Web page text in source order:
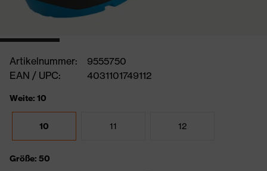
Artikelnummer:
9555750
EAN / UPC:
4031101749112
Weite: 10
10 11 12
Größe: 50